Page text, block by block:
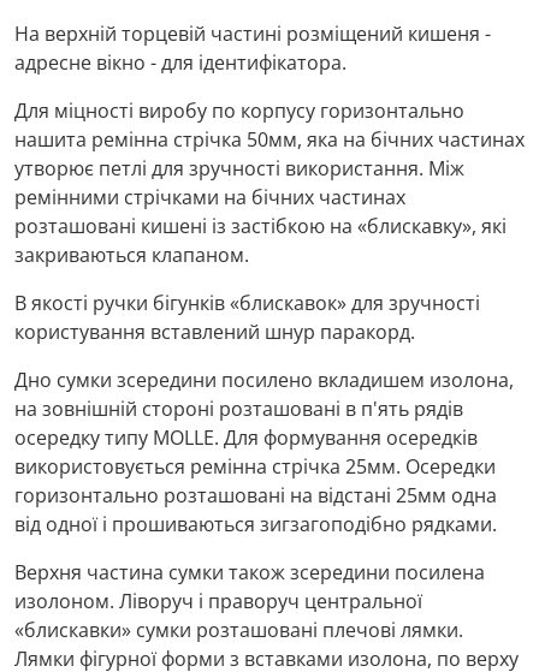
На верхній торцевій частині розміщений кишеня -
адресне вікно - для ідентифікатора.
Для міцності виробу по корпусу горизонтально
нашита ремінна стрічка 50мм, яка на бічних частинах
утворює петлі для зручності використання. Між
ремінними стрічками на бічних частинах
розташовані кишені із застібкою на «блискавку», які
закриваються клапаном.
В якості ручки бігунків «блискавок» для зручності
користування вставлений шнур паракорд.
Дно сумки зсередини посилено вкладишем изолона,
на зовнішній стороні розташовані в п'ять рядів
осередку типу MOLLE. Для формування осередків
використовується ремінна стрічка 25мм. Осередки
горизонтально розташовані на відстані 25мм одна
від одної і прошиваються зигзагоподібно рядками.
Верхня частина сумки також зсередини посилена
изолоном. Ліворуч і праворуч центральної
«блискавки» сумки розташовані плечові лямки.
Лямки фігурної форми з вставками изолона, по верху